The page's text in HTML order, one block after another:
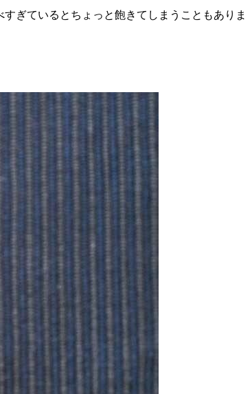
ぎているとちょっと飽きてしまうこともありま